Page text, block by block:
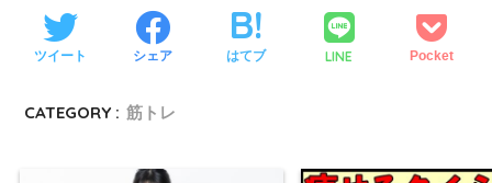
ツイート シェア はてブ LINE Pocket
CATEGORY : 筋トレ